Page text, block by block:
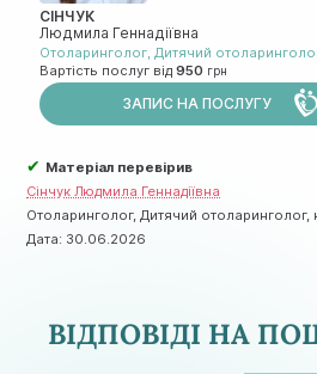
СІНЧУК
Людмила Геннадіївна
Отоларинголог Дитячий
Вартість послуг від950
ЗАПИС НА ПОСЛУГУ
✔ Матеріал перевірив
Сінчук Людмила Геннадіївна
Отоларинголог, Дитячий отоларинголог,
Дата: 30.06.2026
ВІДПОВІДІ НА